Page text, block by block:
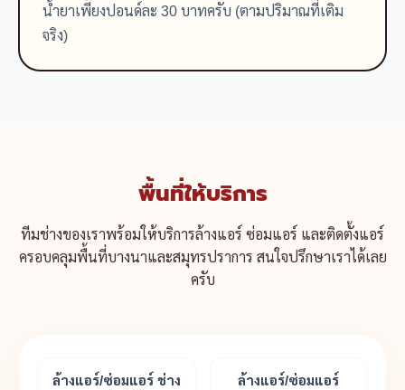
น้ำยาเพียงปอนด์ละ 30 บาทครับ (ตามปริมาณที่เติม
จริง)
พื้นที่ให้บริการ
ทีมช่างของเราพร้อมให้บริการล้างแอร์ ซ่อมแอร์ และติดตั้งแอร์
ครอบคลุมพื้นที่บางนาและสมุทรปราการ สนใจปรึกษาเราได้เลย
ครับ
ล้างแอร์/ซ่อมแอร์ ช่าง
ล้างแอร์/ซ่อมแอร์